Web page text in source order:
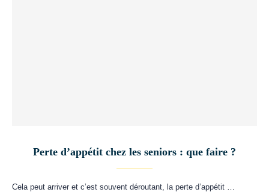
Perte d’appétit chez les seniors : que faire ?
Cela peut arriver et c’est souvent déroutant, la perte d’appétit …